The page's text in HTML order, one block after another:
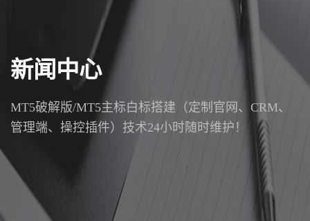
新闻中心
MT5破解版/MT5主标白标搭建（定制官网、CRM、
管理端、操控插件）技术24小时随时维护！